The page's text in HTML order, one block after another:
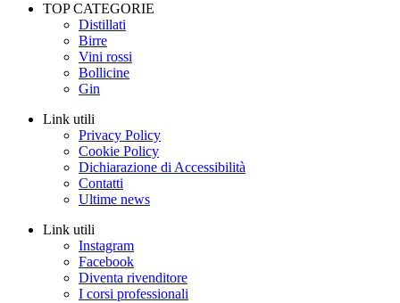
TOP CATEGORIE
Distillati
Birre
Vini rossi
Bollicine
Gin
Link utili
Privacy Policy
Cookie Policy
Dichiarazione di Accessibilità
Contatti
Ultime news
Link utili
Instagram
Facebook
Diventa rivenditore
I corsi professionali